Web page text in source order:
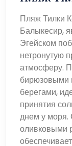
Пляж Тилки
Балыкесир,
Эгейском
нетронутую
атмосферу.
бирюзовыми
берегами,
принятия
днем ​​у
оливковыми